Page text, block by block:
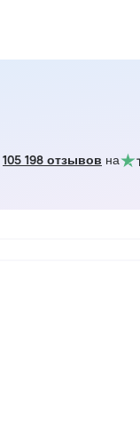
105 198 отзывов на